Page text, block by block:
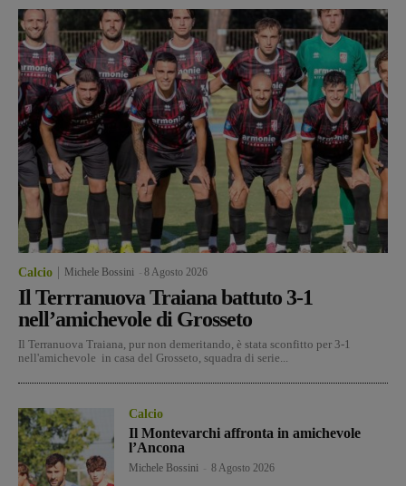
Calcio Michele Bossini 8 Agosto 2026
Il Terrranuova Traiana battuto 3-1
nell’amichevole di Grosseto
Il Terranuova Traiana, pur non demeritando, è stata sconfitto per 3-1
nell'amichevole in casa del Grosseto, squadra di serie...
Calcio
Il Montevarchi affronta in amichevole
l’Ancona
Michele Bossini 8 Agosto 2026